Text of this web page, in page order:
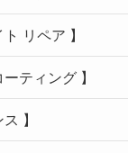
リペア 】
ーティング 】
】